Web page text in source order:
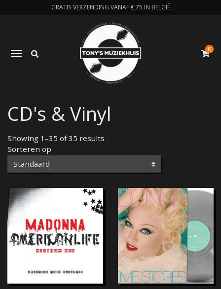
GRATIS VERZENDING VANAF € 75 IN BELGIË
Toggle navigation 0
CD's & Vinyl
Showing 1–35 of 35 results
Sorteren op